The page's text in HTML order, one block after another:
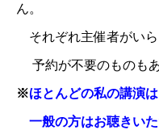
ん。
それぞれ主催者がいら
予約が不要のものもあ
※ほとんどの私の講演
一般の方はお聴きいた